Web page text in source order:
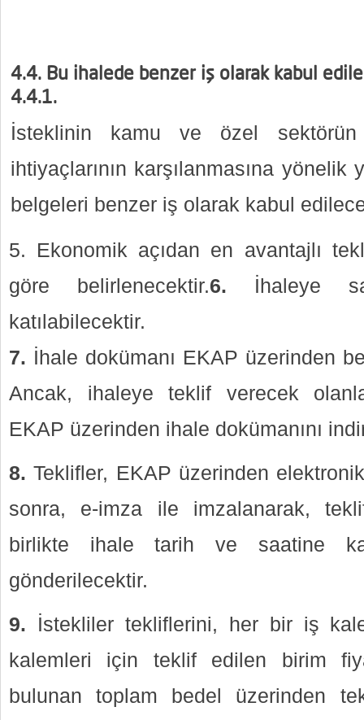
4.4. Bu ihalede benzer iş olarak kabul
4.4.1.
İsteklinin kamu ve özel
ihtiyaçlarının karşılanmasına
belgeleri benzer iş olarak kabul
Ekonomik açıdan en avantajlı
göre belirlenecektir.6. İhaleye
katılabilecektir.
7. İhale dokümanı EKAP üzerinden
Ancak, ihaleye teklif verecek
EKAP üzerinden ihale dokümanını
8. Teklifler, EKAP üzerinden
sonra, e-imza ile imzalanarak,
birlikte ihale tarih ve saatine
gönderilecektir.
9. İstekliler tekliflerini, her bir iş
kalemleri için teklif edilen birim
bulunan toplam bedel üzerinden